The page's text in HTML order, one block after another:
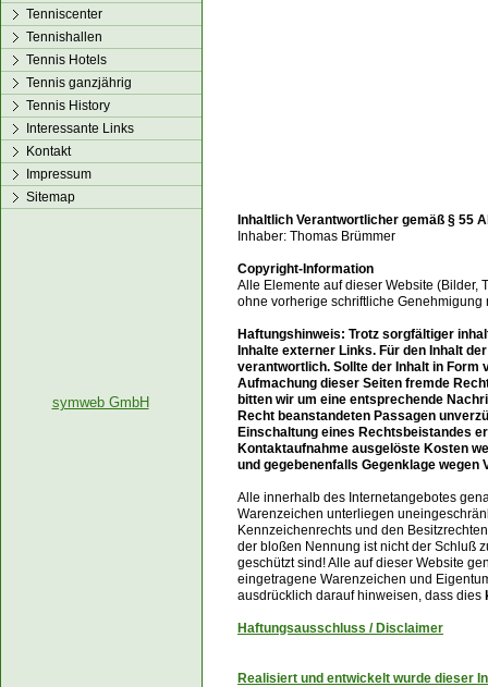
Inhaltlich Verantwortlicher gemäß § 55
Inhaber: Thomas Brümmer
Copyright-Information
Alle Elemente auf dieser Website (Bilder,
ohne vorherige schriftliche
Haftungshinweis: Trotz sorgfältiger
Inhalte externer Links. Für den Inhalt
verantwortlich. Sollte der Inhalt in Form
Aufmachung dieser Seiten fremde
bitten wir um eine entsprechende
Recht beanstandeten Passagen
Einschaltung eines Rechtsbeistandes
Kontaktaufnahme ausgelöste Kosten
und gegebenenfalls Gegenklage
Alle innerhalb des Internetangebotes
Warenzeichen unterliegen
Kennzeichenrechts und den
der bloßen Nennung ist nicht der Schluß
geschützt sind! Alle auf dieser Website
eingetragene Warenzeichen und
ausdrücklich darauf hinweisen, dass dies
Haftungsausschluss / Disclaimer
Realisiert und entwickelt wurde dieser
Tenniscenter
Tennishallen
Tennis Hotels
Tennis ganzjährig
Tennis History
Interessante Links
Kontakt
Impressum
Sitemap
symweb GmbH